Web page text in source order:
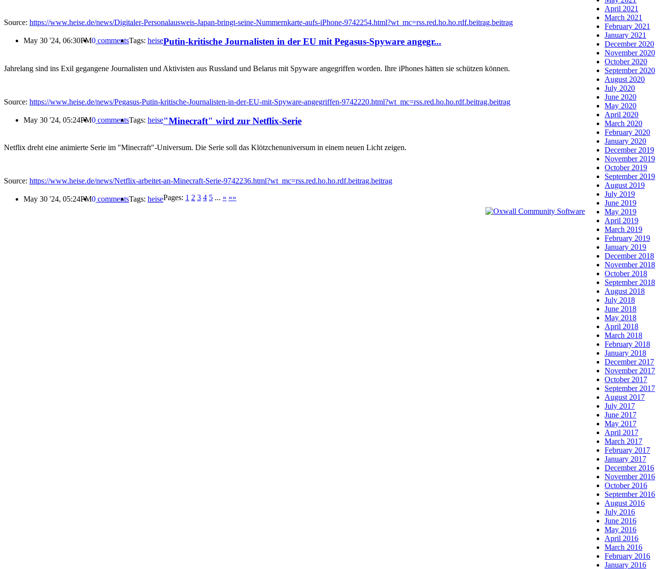
Source: https://www.heise.de/news/Digitaler-Personalausweis-Japan-bringt-seine-Nummernkarte-aufs-iPhone-9742254.html?wt_mc=rss.red.ho.ho.rdf.beitrag.beitrag
May 30 '24, 06:30PM0 commentsTags: heisePutin-kritische Journalisten in der EU mit Pegasus-Spyware angegr...
Jahrelang sind ins Exil gegangene Journalisten und Aktivisten aus Russland und Belarus mit Spyware angegriffen worden. Ihre iPhones hätten sie schützen können.
Source: https://www.heise.de/news/Pegasus-Putin-kritische-Journalisten-in-der-EU-mit-Spyware-angegriffen-9742220.html?wt_mc=rss.red.ho.ho.rdf.beitrag.beitrag
May 30 '24, 05:24PM0 commentsTags: heise"Minecraft" wird zur Netflix-Serie
Netflix dreht eine animierte Serie im "Minecraft"-Universum. Die Serie soll das Klötzchenuniversum in einem neuen Licht zeigen.
Source: https://www.heise.de/news/Netflix-arbeitet-an-Minecraft-Serie-9742236.html?wt_mc=rss.red.ho.ho.rdf.beitrag.beitrag
May 30 '24, 05:24PM0 commentsTags: heisePages: 1 2 3 4 5 ... » »»
April 2021
March 2021
February 2021
January 2021
December 2020
November 2020
October 2020
September 2020
August 2020
July 2020
June 2020
May 2020
April 2020
March 2020
February 2020
January 2020
December 2019
November 2019
October 2019
September 2019
August 2019
July 2019
June 2019
May 2019
April 2019
March 2019
February 2019
January 2019
December 2018
November 2018
October 2018
September 2018
August 2018
July 2018
June 2018
May 2018
April 2018
March 2018
February 2018
January 2018
December 2017
November 2017
October 2017
September 2017
August 2017
July 2017
June 2017
May 2017
April 2017
March 2017
February 2017
January 2017
December 2016
November 2016
October 2016
September 2016
August 2016
July 2016
June 2016
May 2016
April 2016
March 2016
February 2016
January 2016